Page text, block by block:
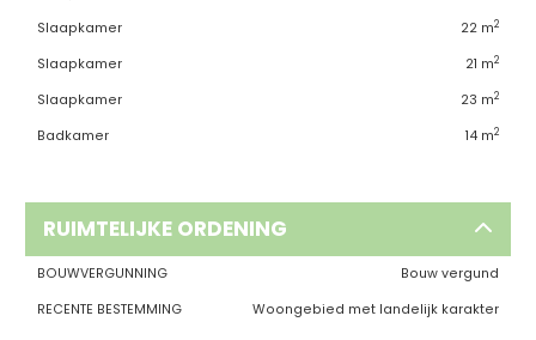
Slaapkamer 22 m2
Slaapkamer 21 m2
Slaapkamer 23 m2
Badkamer 14 m2
RUIMTELIJKE ORDENING
BOUWVERGUNNING
Bouw vergund
RECENTE BESTEMMING
Woongebied met landelijk karakter